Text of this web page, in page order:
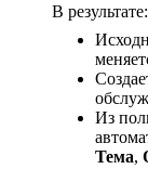
В результате:
Из
Тема,